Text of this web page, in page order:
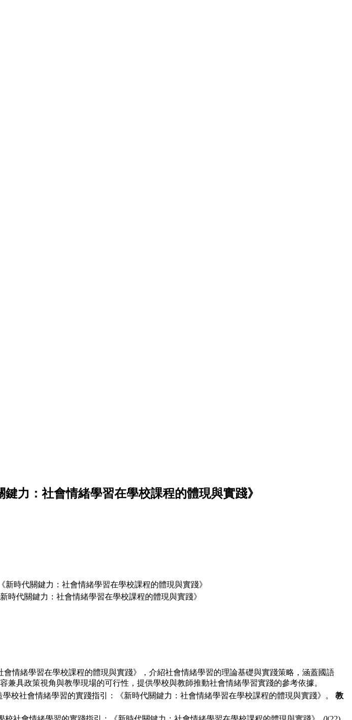
⼒：社會情緒學習在學校課程的體現與實踐》
時代關鍵⼒：社會情緒學習在學校課程的體現與實踐》
時代關鍵⼒：社會情緒學習在學校課程的體現與實踐》
情緒學習在學校課程的體現與實踐》，介紹社會情緒學習的理論基礎與實踐策略，涵蓋國語
兼具政策視⾓與教學現場的可⾏性，提供學校與教師推動社會情緒學習實踐的參考依據。
校社會情緒學習的實踐指引：《新時代關鍵⼒：社會情緒學習在學校課程的體現與實踐》。 教